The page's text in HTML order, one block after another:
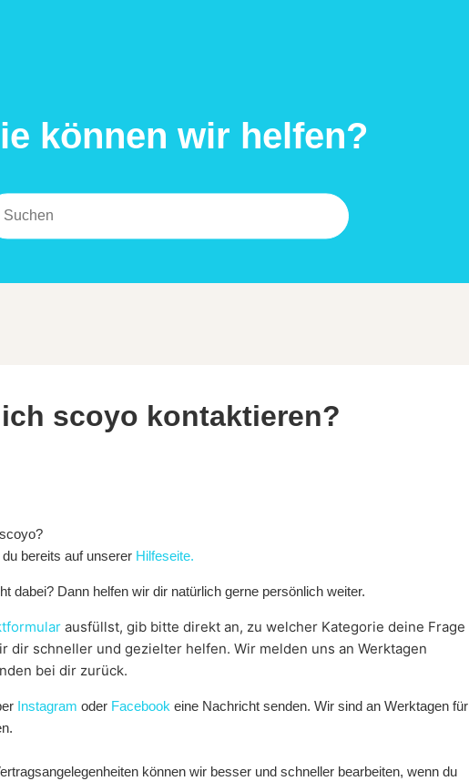
können wir helfen?
scoyo kontaktieren?
bereits auf unserer Hilfeseite.
dabei? Dann helfen wir dir natürlich gerne persönlich weiter.
ausfüllst, gib bitte direkt an, zu welcher Kategorie deine Frage
dir schneller und gezielter helfen. Wir melden uns an Werktagen
bei dir zurück.
Instagram oder Facebook eine Nachricht senden. Wir sind an Werktagen für
können wir besser und schneller bearbeiten, wenn du